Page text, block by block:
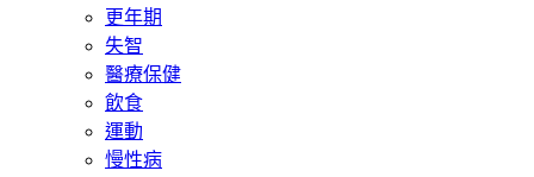
更年期
失智
醫療保健
飲食
運動
慢性病